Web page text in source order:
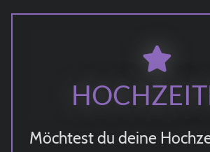
Möchtest du deine